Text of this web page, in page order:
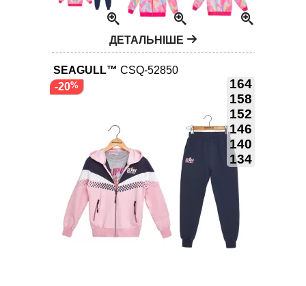
ДЕТАЛЬНІШЕ
SEAGULL™ CSQ-52850
164
158
152
146
140
134
-20